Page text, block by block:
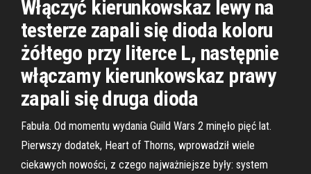
Włączyć kierunkowskaz lewy na
testerze zapali się dioda koloru
żółtego przy literce L, następnie
włączamy kierunkowskaz prawy
zapali się druga dioda
Fabuła. Od momentu wydania Guild Wars 2 minęło pięć lat.
Pierwszy dodatek, Heart of Thorns, wprowadził wiele
ciekawych nowości, z czego najważniejsze były: system